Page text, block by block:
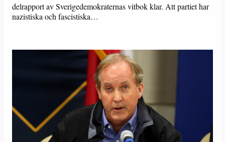
delrapport av Sverigedemokraternas vitbok klar. Att partiet har
nazistiska och fascistiska…